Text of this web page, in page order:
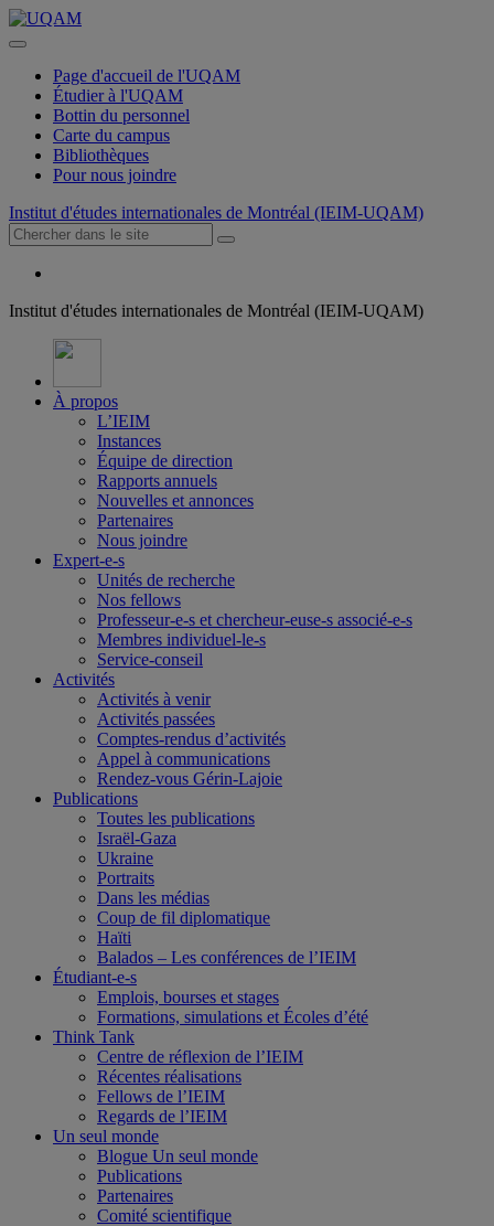
Page d'accueil de l'UQAM
Étudier à l'UQAM
Bottin du personnel
Carte du campus
Bibliothèques
Pour nous joindre
Institut d'études internationales de Montréal (IEIM-UQAM)
Institut d'études internationales de Montréal (IEIM-UQAM)
À propos
L’IEIM
Instances
Équipe de direction
Rapports annuels
Nouvelles et annonces
Partenaires
Nous joindre
Expert-e-s
Unités de recherche
Nos fellows
Professeur-e-s et chercheur-euse-s associé-e-s
Membres individuel-le-s
Service-conseil
Activités
Activités à venir
Activités passées
Comptes-rendus d’activités
Appel à communications
Rendez-vous Gérin-Lajoie
Publications
Toutes les publications
Israël-Gaza
Ukraine
Portraits
Dans les médias
Coup de fil diplomatique
Haïti
Balados – Les conférences de l’IEIM
Étudiant-e-s
Emplois, bourses et stages
Formations, simulations et Écoles d’été
Think Tank
Centre de réflexion de l’IEIM
Récentes réalisations
Fellows de l’IEIM
Regards de l’IEIM
Un seul monde
Blogue Un seul monde
Publications
Partenaires
Comité scientifique